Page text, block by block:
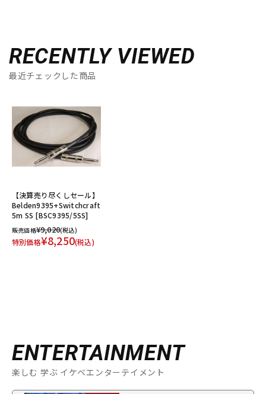
RECENTLY VIEWED
最近チェックした商品
【決算売り尽くしセール】
Belden9395+Switchcraft
5m SS [BSC9395/5SS]
販売価格¥9,020(税込)
特別価格¥8,250(税込)
ENTERTAINMENT
楽しむ 学ぶ イケベエンターテイメント